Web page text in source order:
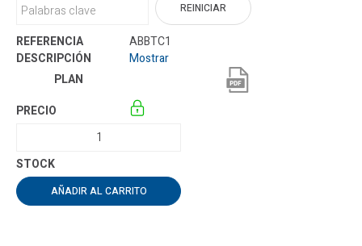
REINICIAR
ABBTC1
Mostrar
AÑADIR AL CARRITO